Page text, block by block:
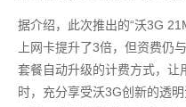
据介绍，此次推出的“沃3G
上网卡提升了3倍，但资费仍
套餐自动升级的计费方式，让
时，充分享受沃3G创新的透